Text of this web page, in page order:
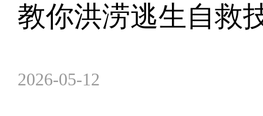
教你洪涝逃生自救
2026-05-12